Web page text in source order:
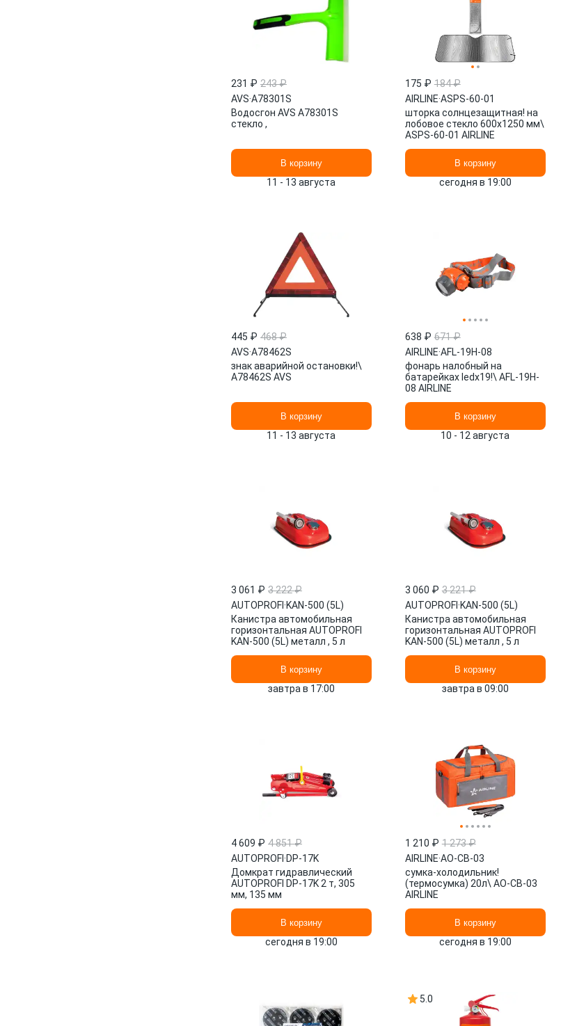
231 ₽ 243 ₽
AVS·A78301S
Водосгон AVS A78301S
стекло ,
В корзину
11 - 13 августа
175 ₽ 184 ₽
AIRLINE·ASPS-60-01
шторка солнцезащитная! на
лобовое стекло 600x1250 мм\
ASPS-60-01 AIRLINE
В корзину
сегодня в 19:00
445 ₽ 468 ₽
AVS·A78462S
знак аварийной остановки!\
A78462S AVS
В корзину
11 - 13 августа
638 ₽ 671 ₽
AIRLINE·AFL-19H-08
фонарь налобный на
батарейках ledx19!\ AFL-19H-
08 AIRLINE
В корзину
10 - 12 августа
3 061 ₽ 3 222 ₽
AUTOPROFI·KAN-500 (5L)
Канистра автомобильная
горизонтальная AUTOPROFI
KAN-500 (5L) металл , 5 л
В корзину
завтра в 17:00
3 060 ₽ 3 221 ₽
AUTOPROFI·KAN-500 (5L)
Канистра автомобильная
горизонтальная AUTOPROFI
KAN-500 (5L) металл , 5 л
В корзину
завтра в 09:00
4 609 ₽ 4 851 ₽
AUTOPROFI·DP-17K
Домкрат гидравлический
AUTOPROFI DP-17K 2 т, 305
мм, 135 мм
В корзину
сегодня в 19:00
1 210 ₽ 1 273 ₽
AIRLINE·AO-CB-03
сумка-холодильник!
(термосумка) 20л\ AO-CB-03
AIRLINE
В корзину
сегодня в 19:00
5.0